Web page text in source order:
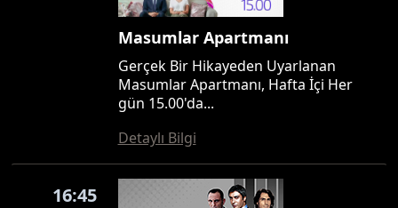
Masumlar Apartmanı
Gerçek Bir Hikayeden Uyarlanan
Masumlar Apartmanı, Hafta İçi Her
gün 15.00'da...
Detaylı Bilgi
16:45